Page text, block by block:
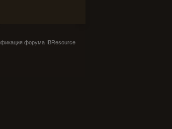
форума IBResource